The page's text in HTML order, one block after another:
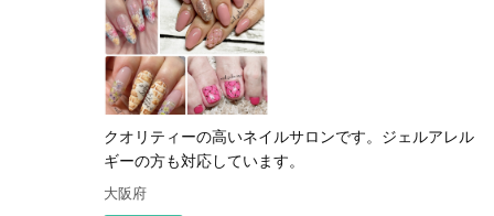
クオリティーの高いネイルサロンです。ジェルアレル
ギーの方も対応しています。
大阪府